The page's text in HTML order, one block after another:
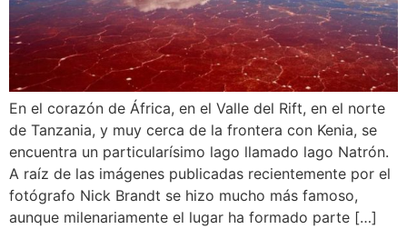
En el corazón de África, en el Valle del Rift, en el norte
de Tanzania, y muy cerca de la frontera con Kenia, se
encuentra un particularísimo lago llamado lago Natrón.
A raíz de las imágenes publicadas recientemente por el
fotógrafo Nick Brandt se hizo mucho más famoso,
aunque milenariamente el lugar ha formado parte […]